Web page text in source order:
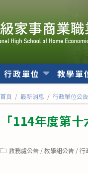
行政單位 教學單
首頁 / 最新消息 / 行政單位公告
「114年度第
Post教務處公告 / 教學組公告 / 行